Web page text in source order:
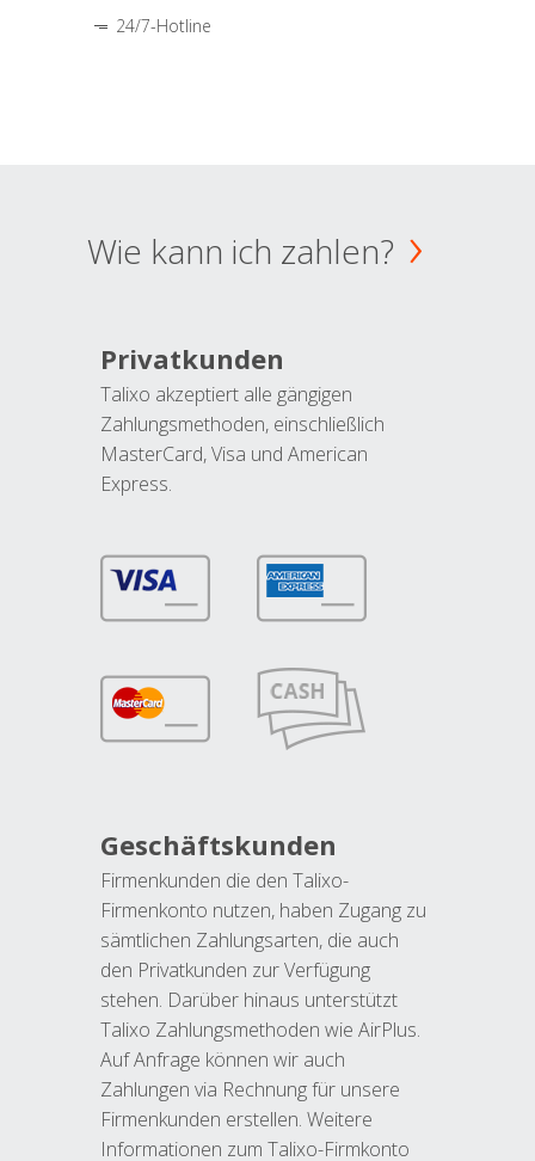
24/7-Hotline
Wie kann ich zahlen?
Privatkunden
Talixo akzeptiert alle gängigen
Zahlungsmethoden, einschließlich
MasterCard, Visa und American
Express.
Geschäftskunden
Firmenkunden die den Talixo-
Firmenkonto nutzen, haben Zugang zu
sämtlichen Zahlungsarten, die auch
den Privatkunden zur Verfügung
stehen. Darüber hinaus unterstützt
Talixo Zahlungsmethoden wie AirPlus.
Auf Anfrage können wir auch
Zahlungen via Rechnung für unsere
Firmenkunden erstellen. Weitere
Informationen zum Talixo-Firmkonto